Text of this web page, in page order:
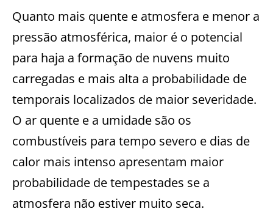
Quanto mais quente e atmosfera e menor a
pressão atmosférica, maior é o potencial
para haja a formação de nuvens muito
carregadas e mais alta a probabilidade de
temporais localizados de maior severidade.
O ar quente e a umidade são os
combustíveis para tempo severo e dias de
calor mais intenso apresentam maior
probabilidade de tempestades se a
atmosfera não estiver muito seca.